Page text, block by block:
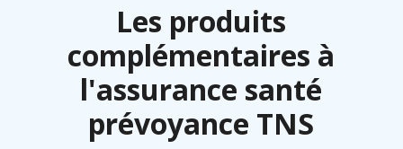
Les produits
complémentaires à
l'assurance santé
prévoyance TNS